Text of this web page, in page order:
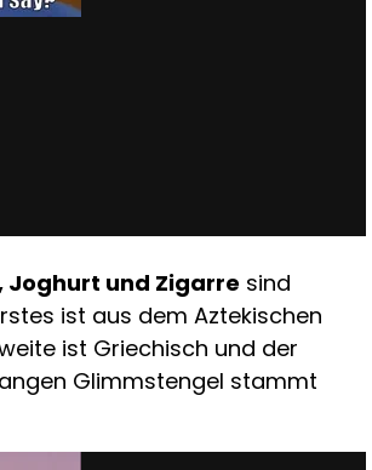
Joghurt und Zigarre sind
ist aus dem Aztekischen
ist Griechisch und der
Glimmstengel stammt